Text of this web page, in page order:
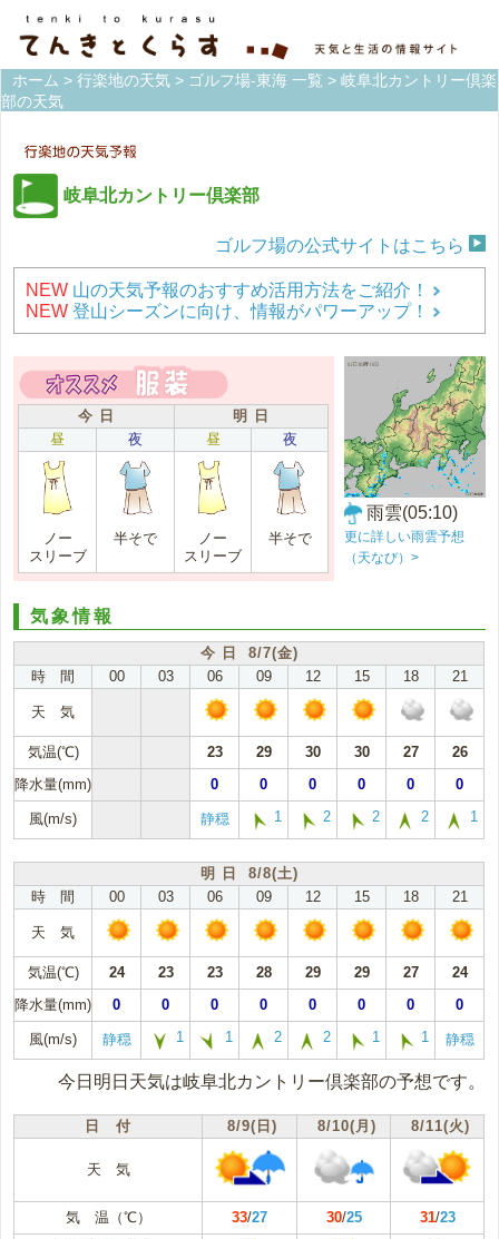
ホーム > 行楽地の天気 > ゴルフ場-東海 一覧 > 岐阜北カントリー倶楽
部の天気
岐阜北カントリー倶楽部
ゴルフ場の公式サイトはこちら
NEW 山の天気予報のおすすめ活用方法をご紹介！
NEW 登山シーズンに向け、情報がパワーアップ！
今 日
明 日
昼
夜 昼 夜
ノー
スリーブ
半そで
ノー
スリーブ
半そで
雨雲(05:10)
更に詳しい雨雲予想
（天なび）>
気象情報
今 日 8/7(金)
時 間
00 03 06 09 12 15 18 21
天 気
気温(℃) 23 29 30 30 27
26
降水量(mm)
0 0 0 0 0 0
風(m/s) 静穏 1 2 2 2 1
明 日 8/8(土)
時 間
00 03 06 09 12 15 18 21
天 気
気温(℃) 24 23 23 28 29 29 27
24
降水量(mm)
0 0 0 0 0 0 0 0
風(m/s) 静穏 1 1 2 2 1 1 静穏
今日明日天気は岐阜北カントリー倶楽部の予想です。
日 付 8/9(日) 8/10(月) 8/11(火)
天 気
気 温（℃） 33/27 30/25 31/23